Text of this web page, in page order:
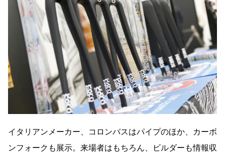
イタリアンメーカー、コロンバスはパイプのほか、カーボ
ンフォークも展示。来場者はもちろん、ビルダーも情報収